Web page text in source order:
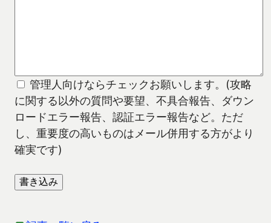
管理人向けならチェックお願いします。(攻略
に関する以外の質問や要望、不具合報告、ダウン
ロードエラー報告、認証エラー報告など。ただ
し、重要度の高いものはメール併用する方がより
確実です)